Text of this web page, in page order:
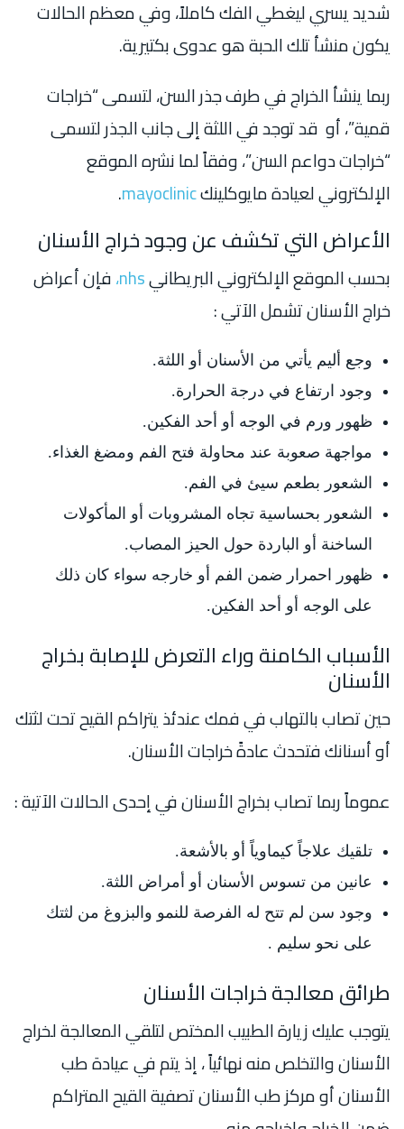
شديد يسري ليغطي الفك كاملاً، وفي معظم الحالات
يكون منشأ تلك الحبة هو عدوى بكتيرية.
ربما ينشأ الخراج في طرف جذر السن، لتسمى “خراجات
قمية”، أو قد توجد في اللثة إلى جانب الجذر لتسمى
“خراجات دواعم السن”، وفقاً لما نشره الموقع
الإلكتروني لعيادة مايوكلينك​​mayoclinic
.
الأعراض التي تكشف عن وجود خراج الأسنان
بحسب الموقع الإلكتروني البريطانيnhs، فإن أعراض
خراج الأسنان تشمل الآتي :
وجع أليم يأتي من الأسنان أو اللثة.
وجود ارتفاع في درجة الحرارة.
ظهور ورم في الوجه أو أحد الفكين.
مواجهة صعوبة عند محاولة فتح الفم ومضغ الغذاء.
الشعور بطعم سيئ في الفم.
الشعور بحساسية تجاه المشروبات أو المأكولات
الساخنة أو الباردة حول الحيز المصاب.
ظهور احمرار ضمن الفم أو خارجه سواء كان ذلك
على الوجه أو أحد الفكين.
الأسباب الكامنة وراء التعرض للإصابة بخراج
الأسنان
حين تصاب بالتهاب في فمك عندئذ يتراكم القيح تحت لثتك
أو أسنانك فتحدث عادةً خراجات الأسنان.
عموماً ربما تصاب بخراج الأسنان في إحدى الحالات الآتية :
تلقيك علاجاً كيماوياً أو بالأشعة.
عانين من تسوس الأسنان أو أمراض اللثة.
وجود سن لم تتح له الفرصة للنمو والبزوغ من لثتك
على نحو سليم .
طرائق معالجة خراجات الأسنان
يتوجب عليك زيارة الطبيب المختص لتلقي المعالجة لخراج
الأسنان والتخلص منه نهائياً ، إذ يتم في عيادة طب
الأسنان أو مركز طب الأسنان تصفية القيح المتراكم